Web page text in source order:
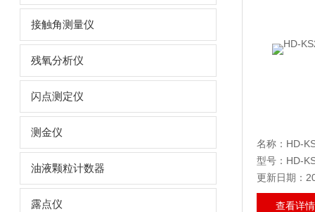
接触角测量仪
残氧分析仪
闪点测定仪
测金仪
油液颗粒计数器
露点仪
名称：HD-
型号：HD-
更新日期：
查看详情